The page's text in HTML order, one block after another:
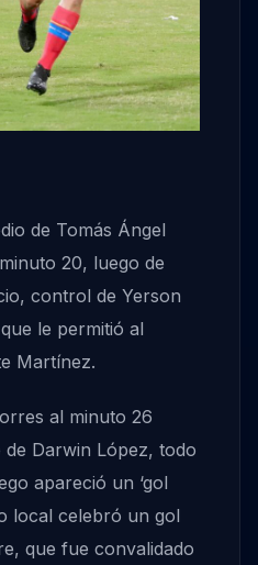
de Tomás Ángel
20, luego de
control de Yerson
le permitió al
Martínez.
al minuto 26
Darwin López, todo
apareció un ‘gol
local celebró un gol
que fue convalidado